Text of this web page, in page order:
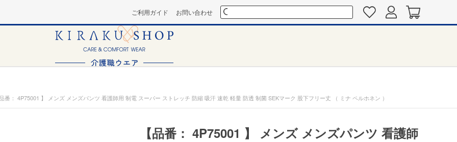
ご利用ガイド お問い合わせ
番： 4P75001 】 メンズ メンズパンツ 看護師用 制電 スーパー ストレッチ 防縮 吸汗 速乾 軽量 防透 制菌 SEKマーク 股下フリー丈 （ ミナ ペルホネン ）
【品番： 4P75001 】 メンズ メンズパンツ 看護師